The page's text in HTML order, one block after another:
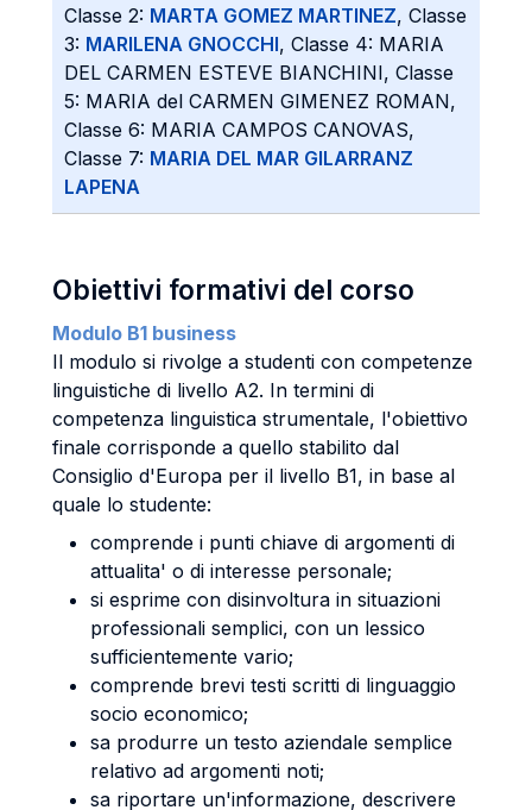
Classe 2: MARTA GOMEZ MARTINEZ, Classe
3: MARILENA GNOCCHI, Classe 4: MARIA
DEL CARMEN ESTEVE BIANCHINI, Classe
5: MARIA del CARMEN GIMENEZ ROMAN,
Classe 6: MARIA CAMPOS CANOVAS,
Classe 7: MARIA DEL MAR GILARRANZ
LAPENA
Obiettivi formativi del corso
Modulo B1 business
Il modulo si rivolge a studenti con competenze
linguistiche di livello A2. In termini di
competenza linguistica strumentale, l'obiettivo
finale corrisponde a quello stabilito dal
Consiglio d'Europa per il livello B1, in base al
quale lo studente:
comprende i punti chiave di argomenti di
attualita' o di interesse personale;
si esprime con disinvoltura in situazioni
professionali semplici, con un lessico
sufficientemente vario;
comprende brevi testi scritti di linguaggio
socio economico;
sa produrre un testo aziendale semplice
relativo ad argomenti noti;
sa riportare un'informazione, descrivere